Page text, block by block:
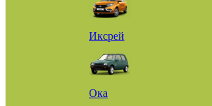
Иксрей
Ока